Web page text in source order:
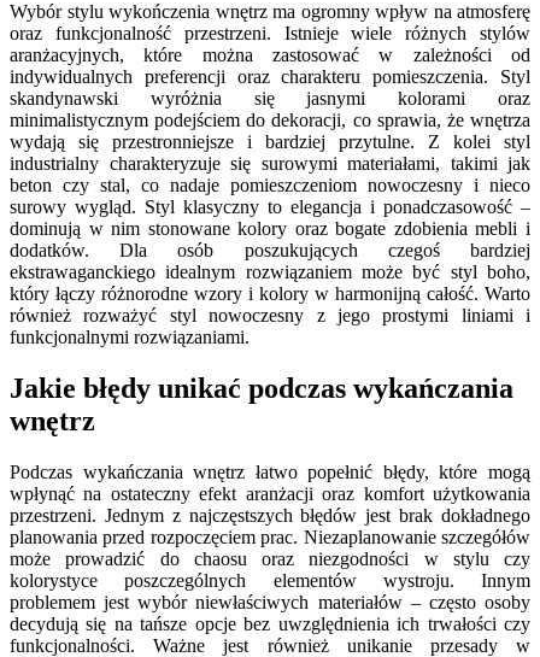
Wybór stylu wykończenia wnętrz ma ogromny wpływ na atmosferę
oraz funkcjonalność przestrzeni. Istnieje wiele różnych stylów
aranżacyjnych, które można zastosować w zależności od
indywidualnych preferencji oraz charakteru pomieszczenia. Styl
skandynawski wyróżnia się jasnymi kolorami oraz
minimalistycznym podejściem do dekoracji, co sprawia, że wnętrza
wydają się przestronniejsze i bardziej przytulne. Z kolei styl
industrialny charakteryzuje się surowymi materiałami, takimi jak
beton czy stal, co nadaje pomieszczeniom nowoczesny i nieco
surowy wygląd. Styl klasyczny to elegancja i ponadczasowość –
dominują w nim stonowane kolory oraz bogate zdobienia mebli i
dodatków. Dla osób poszukujących czegoś bardziej
ekstrawaganckiego idealnym rozwiązaniem może być styl boho,
który łączy różnorodne wzory i kolory w harmonijną całość. Warto
również rozważyć styl nowoczesny z jego prostymi liniami i
funkcjonalnymi rozwiązaniami.
Jakie błędy unikać podczas wykańczania
wnętrz
Podczas wykańczania wnętrz łatwo popełnić błędy, które mogą
wpłynąć na ostateczny efekt aranżacji oraz komfort użytkowania
przestrzeni. Jednym z najczęstszych błędów jest brak dokładnego
planowania przed rozpoczęciem prac. Niezaplanowanie szczegółów
może prowadzić do chaosu oraz niezgodności w stylu czy
kolorystyce poszczególnych elementów wystroju. Innym
problemem jest wybór niewłaściwych materiałów – często osoby
decydują się na tańsze opcje bez uwzględnienia ich trwałości czy
funkcjonalności. Ważne jest również unikanie przesady w